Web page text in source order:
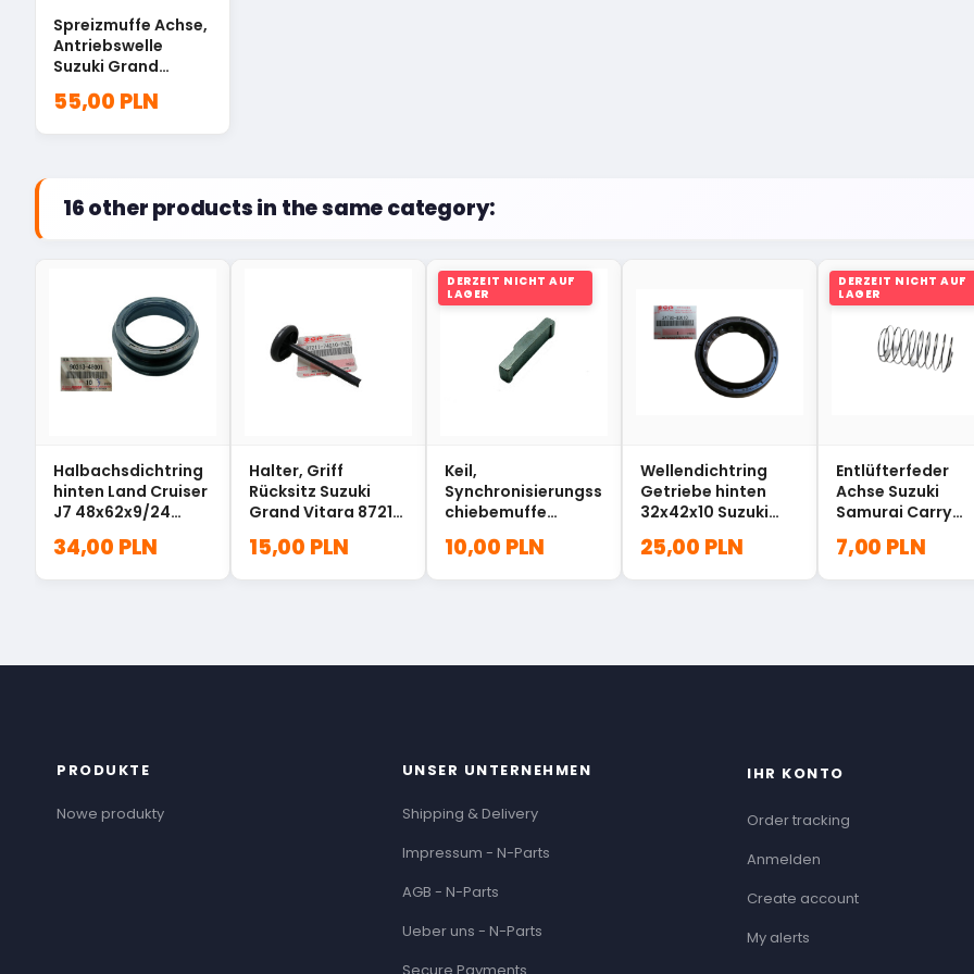
Spreizmuffe Achse,
Antriebswelle
Suzuki Grand
55,00 PLN
16 other products in the same category:
Halbachsdichtring
hinten Land Cruiser
J7 48x62x9/24
34,00 PLN
Halter, Griff
Rücksitz Suzuki
Grand Vitara 87211-
15,00 PLN
DERZEIT NICHT AUF
LAGER
Keil,
Synchronisierungss
chiebemuffe
Swift 24471-60B00
10,00 PLN
Wellendichtring
Getriebe hinten
32x42x10 Suzuki
24780-83010
25,00 PLN
DERZEIT NICHT AUF
LAGER
Entlüfterfeder
Achse Suzuki
Samurai Carry
7,00 PLN
PRODUKTE
Nowe produkty
UNSER UNTERNEHMEN
Shipping & Delivery
Impressum - N-Parts
AGB - N-Parts
Ueber uns - N-Parts
IHR KONTO
Order tracking
Anmelden
Create account
My alerts